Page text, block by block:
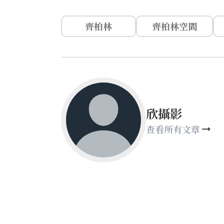
齊柏林 齊柏林空間
欣攝影
查看所有文章